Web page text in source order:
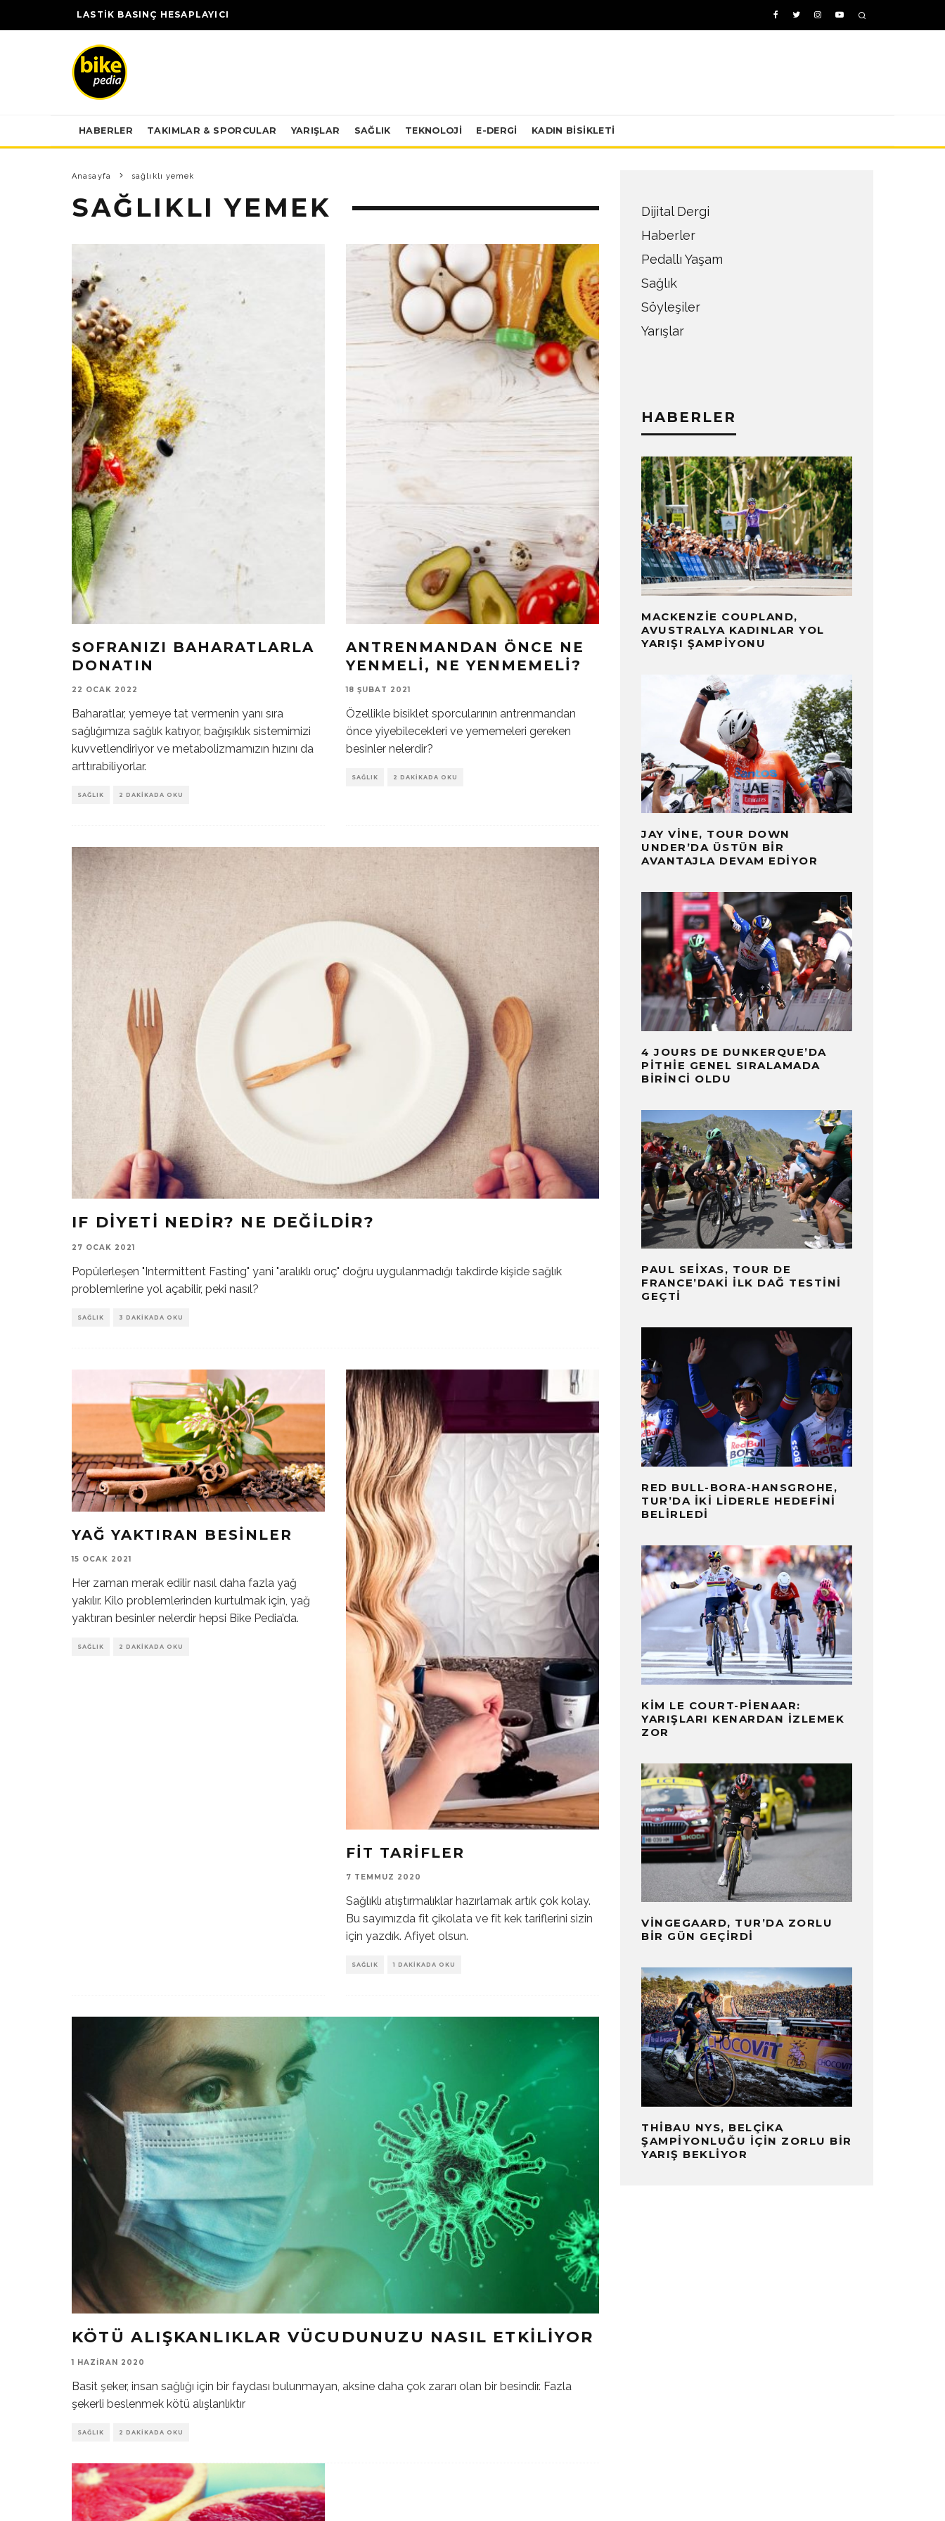
LASTİK BASINÇ HESAPLAYICI
HABERLER TAKIMLAR & SPORCULAR YARIŞLAR SAĞLIK TEKNOLOJI E-DERGİ KADIN BISIKLETI
Anasayfa sağlıklı yemek
SAĞLIKLI YEMEK
SOFRANIZI BAHARATLARLA
DONATIN
22 OCAK 2022
Baharatlar, yemeye tat vermenin yanı sıra
sağlığımıza sağlık katıyor, bağışıklık sistemimizi
kuvvetlendiriyor ve metabolizmamızın hızını da
arttırabiliyorlar.
SAĞLIK 2 DAKIKADA OKU
ANTRENMANDAN ÖNCE NE
YENMELI, NE YENMEMELI?
18 ŞUBAT 2021
Özellikle bisiklet sporcularının antrenmandan
önce yiyebilecekleri ve yememeleri gereken
besinler nelerdir?
SAĞLIK 2 DAKIKADA OKU
IF DIYETI NEDIR? NE DEĞILDIR?
27 OCAK 2021
Popülerleşen "Intermittent Fasting" yani "aralıklı oruç" doğru uygulanmadığı takdirde kişide sağlık
problemlerine yol açabilir, peki nasıl?
SAĞLIK 3 DAKIKADA OKU
YAĞ YAKTIRAN BESINLER
15 OCAK 2021
Her zaman merak edilir nasıl daha fazla yağ
yakılır. Kilo problemlerinden kurtulmak için, yağ
yaktıran besinler nelerdir hepsi Bike Pedia’da.
SAĞLIK 2 DAKIKADA OKU
FIT TARIFLER
7 TEMMUZ 2020
Sağlıklı atıştırmalıklar hazırlamak artık çok kolay.
Bu sayımızda fit çikolata ve fit kek tariflerini sizin
için yazdık. Afiyet olsun.
SAĞLIK 1 DAKIKADA OKU
KÖTÜ ALIŞKANLIKLAR VÜCUDUNUZU NASIL ETKILIYOR
1 HAZIRAN 2020
Basit şeker, insan sağlığı için bir faydası bulunmayan, aksine daha çok zararı olan bir besindir. Fazla
şekerli beslenmek kötü alışlanlıktır
SAĞLIK 2 DAKIKADA OKU
Dijital Dergi
Haberler
Pedallı Yaşam
Sağlık
Söyleşiler
Yarışlar
HABERLER
MACKENZIE COUPLAND,
AVUSTRALYA KADINLAR YOL
YARIŞI ŞAMPIYONU
JAY VINE, TOUR DOWN
UNDER’DA ÜSTÜN BIR
AVANTAJLA DEVAM EDIYOR
4 JOURS DE DUNKERQUE’DA
PITHIE GENEL SIRALAMADA
BIRINCI OLDU
PAUL SEIXAS, TOUR DE
FRANCE’DAKI İLK DAĞ TESTINI
GEÇTI
RED BULL-BORA-HANSGROHE,
TUR’DA İKI LIDERLE HEDEFINI
BELIRLEDI
KIM LE COURT-PIENAAR:
YARIŞLARI KENARDAN İZLEMEK
ZOR
VINGEGAARD, TUR’DA ZORLU
BIR GÜN GEÇIRDI
THIBAU NYS, BELÇIKA
ŞAMPIYONLUĞU İÇIN ZORLU BIR
YARIŞ BEKLIYOR